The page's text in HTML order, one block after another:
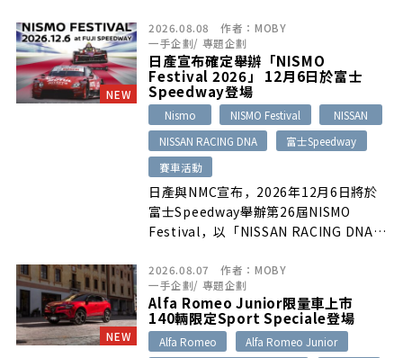
堅固的室內或較高樓層停車場，以降低愛
車受損可能。
NEW
2026.08.08 作者： MOBY
一手企劃/ 專題企劃
日產宣布確定舉辦「NISMO
Festival 2026」 12月6日於富士
Speedway登場
Nismo NISMO Festival
NISSAN
NISSAN RACING DNA
富士Speedway
賽車活動
日產與NMC宣布，2026年12月6日將於
富士Speedway舉辦第26屆NISMO
Festival，以「NISSAN RACING DNA」
演出、NISMO公路車、最新日產車、座
談會與親子活動等內容。
NEW
2026.08.07 作者： MOBY
一手企劃/ 專題企劃
Alfa Romeo Junior限量車上市
140輛限定Sport Speciale登場
Alfa Romeo
Alfa Romeo Junior